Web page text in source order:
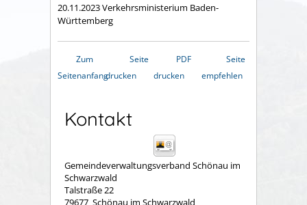
20.11.2023 Verkehrsministerium Baden-
Württemberg
Zum
Seitenanfang
Seite
drucken
PDF
drucken
Seite
empfehlen
Kontakt
Gemeindeverwaltungsverband Schönau im
Schwarzwald
Talstraße 22
79677 Schönau im Schwarzwald